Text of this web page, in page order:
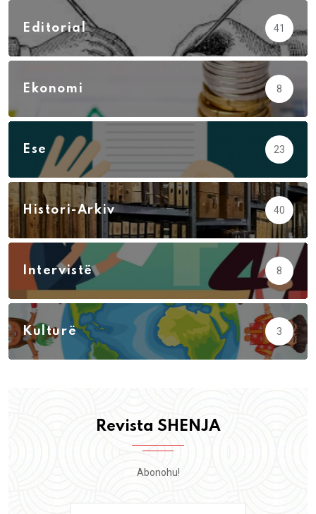
Editorial 41
Ekonomi 8
Ese 23
Histori-Arkiv 40
Intervistë 8
Kulturë 3
Revista SHENJA
Abonohu!